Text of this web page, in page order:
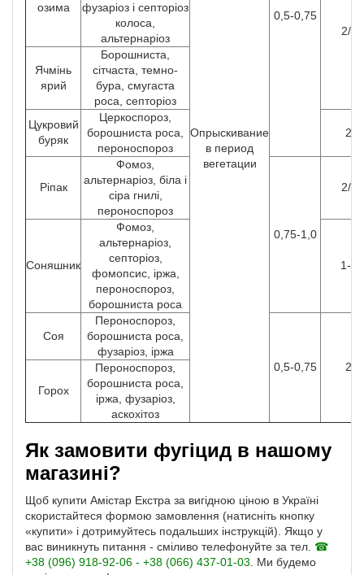
Опрыскивание
в период
вегетации
0,5-0,75
озима
фузаріоз і септоріоз
колоса,
альтернаріоз
2/30
Ячмінь
ярий
Борошниста,
сітчаста, темно-
бура, смугаста
роса, септоріоз
Цукровий
буряк
Церкоспороз,
борошниста роса,
пероноспороз
2/-
Ріпак
Фомоз,
альтернаріоз, біла і
сіра гнилі,
пероноспороз
0,75-1,0
2/30
Соняшник
Фомоз,
альтернаріоз,
септоріоз,
фомопсис, іржа,
пероноспороз,
борошниста роса
1-2/-
Соя
Пероноспороз,
борошниста роса,
фузаріоз, іржа
0,5-0,75
2/-
Горох
Пероноспороз,
борошниста роса,
іржа, фузаріоз,
аскохітоз
Як замовити фугіцид в нашому
магазині?
Щоб купити Амістар Екстра за вигідною ціною в Україні
скористайтеся формою замовлення (натисніть кнопку
«купити» і дотримуйтесь подальших інструкцій). Якщо у
вас виникнуть питання - сміливо телефонуйте за тел. ☎
+38 (096) 918-92-06 - +38 (066) 437-01-03 . Ми будемо